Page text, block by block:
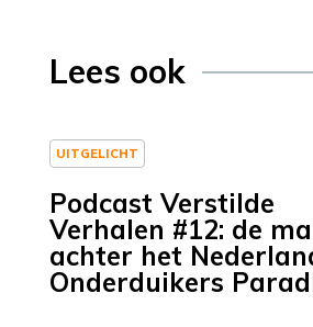
Lees ook
UITGELICHT
Podcast Verstilde
Verhalen #12: de
achter het
Onderduikers